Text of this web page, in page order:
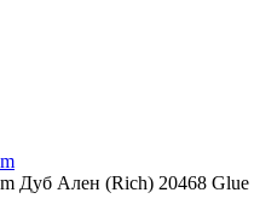
Дуб Ален (Rich) 20468 Glue